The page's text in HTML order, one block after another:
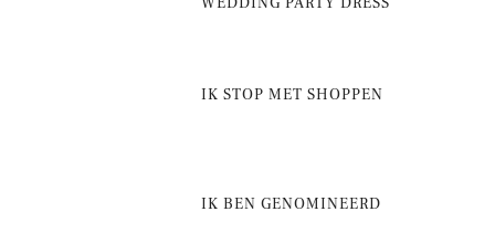
IK STOP MET SHOPPEN
IK BEN GENOMINEERD